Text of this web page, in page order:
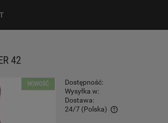
42
NOWOŚĆ Dostępność:
Wysyłka w:
Dostawa:
24/7 (Polska)